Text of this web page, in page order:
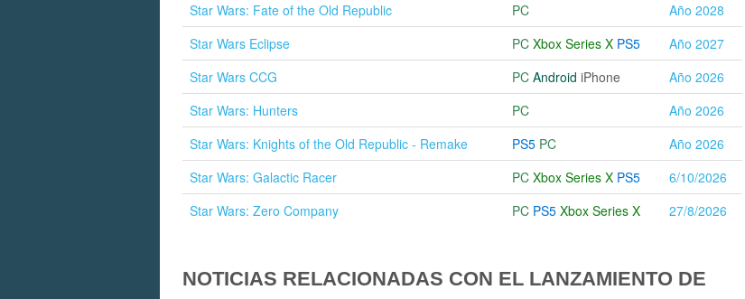
Star Wars: Fate of the Old Republic
PC
Año 2028
Star Wars Eclipse
PC Xbox Series X PS5
Año 2027
Star Wars CCG
PC Android iPhone
Año 2026
Star Wars: Hunters
PC
Año 2026
Star Wars: Knights of the Old Republic - Remake
PS5 PC
Año 2026
Star Wars: Galactic Racer
PC Xbox Series X PS5
6/10/2026
Star Wars: Zero Company
PC PS5 Xbox Series X 27/8/2026
NOTICIAS RELACIONADAS CON EL LANZAMIENTO DE